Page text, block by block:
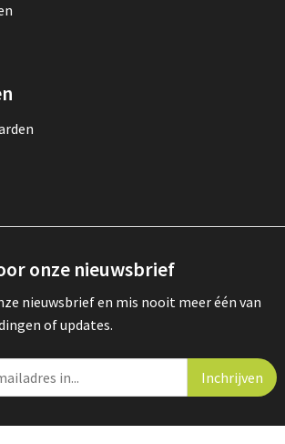
onze nieuwsbrief
nieuwsbrief en mis nooit meer één van
of updates.